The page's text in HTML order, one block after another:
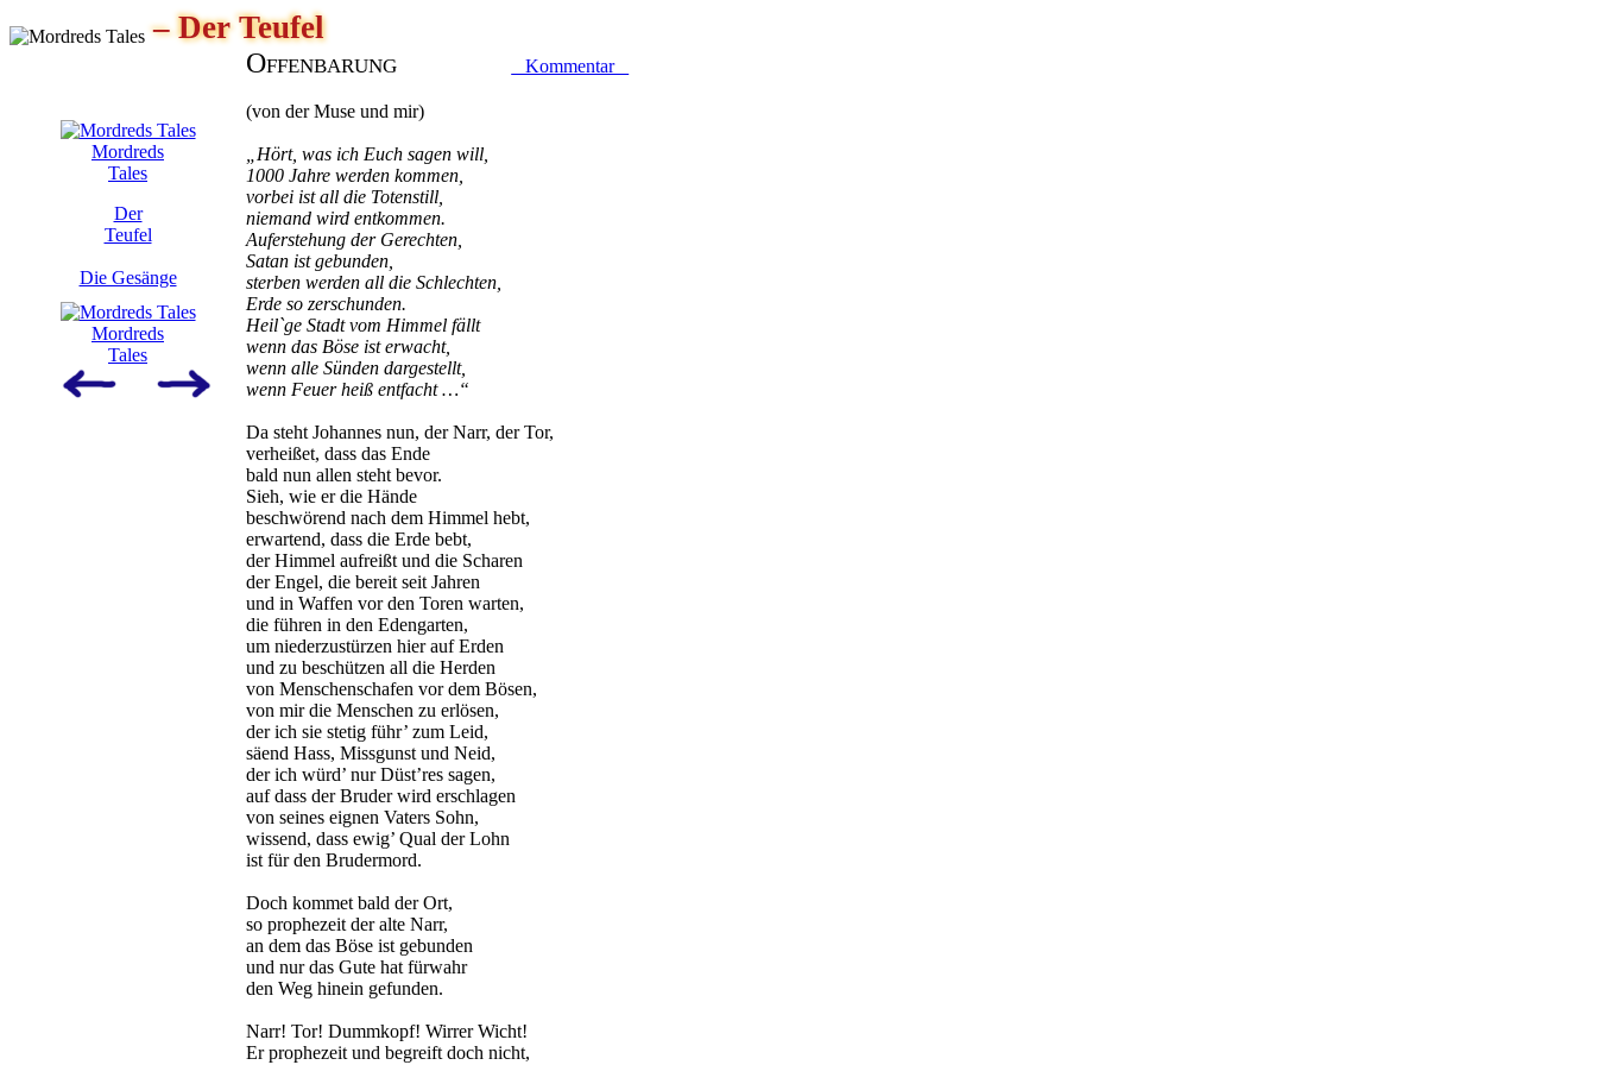
Mordreds
Tales
– Der Teufel
Mordreds
Tales
Der
Teufel
Die Gesänge
Offenbarung Kommentar
(von der Muse und mir)
„Hört, was ich Euch sagen will,
1000 Jahre werden kommen,
vorbei ist all die Totenstill,
niemand wird entkommen.
Auferstehung der Gerechten,
Satan ist gebunden,
sterben werden all die Schlechten,
Erde so zerschunden.
Heil`ge Stadt vom Himmel fällt
wenn das Böse ist erwacht,
wenn alle Sünden dargestellt,
wenn Feuer heiß entfacht …“
Da steht Johannes nun, der Narr, der Tor,
verheißet, dass das Ende
bald nun allen steht bevor.
Sieh, wie er die Hände
beschwörend nach dem Himmel hebt,
erwartend, dass die Erde bebt,
der Himmel aufreißt und die Scharen
der Engel, die bereit seit Jahren
und in Waffen vor den Toren warten,
die führen in den Edengarten,
um niederzustürzen hier auf Erden
und zu beschützen all die Herden
von Menschenschafen vor dem Bösen,
von mir die Menschen zu erlösen,
der ich sie stetig führ’ zum Leid,
säend Hass, Missgunst und Neid,
der ich würd’ nur Düst’res sagen,
auf dass der Bruder wird erschlagen
von seines eignen Vaters Sohn,
wissend, dass ewig’ Qual der Lohn
ist für den Brudermord.
Doch kommet bald der Ort,
so prophezeit der alte Narr,
an dem das Böse ist gebunden
und nur das Gute hat fürwahr
den Weg hinein gefunden.
Narr! Tor! Dummkopf! Wirrer Wicht!
Er prophezeit und begreift doch nicht,